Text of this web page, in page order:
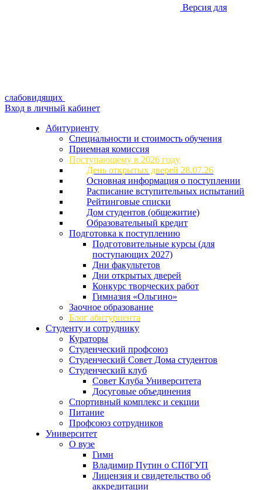
Версия для
слабовидящих
Вход в личный кабинет
Абитуриенту
Специальности и стоимость обучения
Приемная комиссия
Поступающему в 2026 году
День открытых дверей 28.07.26
Основная информация о поступлении
Расписание вступительных испытаний
Рейтинговые списки
Дом студентов (общежитие)
Образовательный кредит
Подготовка к поступлению
Подготовительные курсы (для
поступающих 2027)
Дни факультетов
Дни открытых дверей
Конкурс творческих работ
Гимназия «Ольгино»
Заочное образование
Блог абитуриента
Студенту и сотруднику
Кураторы
Студенческий профсоюз
Студенческий Совет Дома студентов
Студенческий клуб
Совет Клуба Университета
Досуговые объединения
Спортивный комплекс и секции
Питание
Профсоюз сотрудников
Университет
О вузе
Гимн
Владимир Путин о СПбГУП
Лицензия и свидетельство об
аккредитации